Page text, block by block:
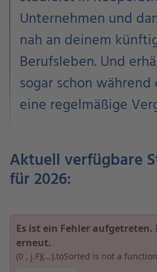
Unternehmen und
nah an deinem
Berufsleben. Und
sogar schon
eine regelmäßige
Aktuell verfügbare
für 2026:
Es ist ein Fehler aufgetreten.
erneut.
(0 , j.F)(...).toSorted is not a function